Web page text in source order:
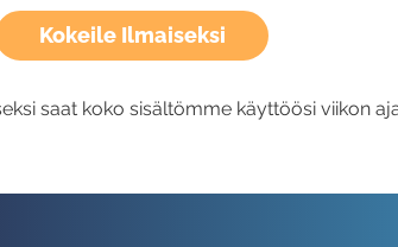
Kokeile Ilmaiseksi
saat koko sisältömme käyttöösi viikon